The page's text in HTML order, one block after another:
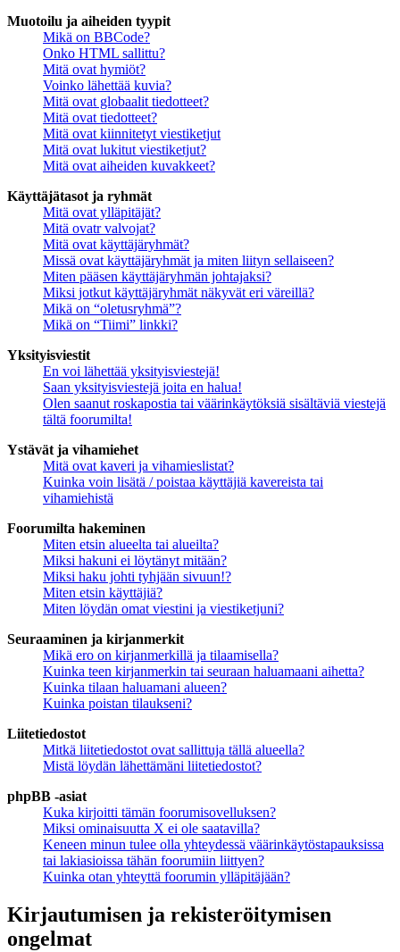
Muotoilu ja aiheiden tyypit
Mikä on BBCode?
Onko HTML sallittu?
Mitä ovat hymiöt?
Voinko lähettää kuvia?
Mitä ovat globaalit tiedotteet?
Mitä ovat tiedotteet?
Mitä ovat kiinnitetyt viestiketjut
Mitä ovat lukitut viestiketjut?
Mitä ovat aiheiden kuvakkeet?
Käyttäjätasot ja ryhmät
Mitä ovat ylläpitäjät?
Mitä ovatr valvojat?
Mitä ovat käyttäjäryhmät?
Missä ovat käyttäjäryhmät ja miten liityn sellaiseen?
Miten pääsen käyttäjäryhmän johtajaksi?
Miksi jotkut käyttäjäryhmät näkyvät eri väreillä?
Mikä on “oletusryhmä”?
Mikä on “Tiimi” linkki?
Yksityisviestit
En voi lähettää yksityisviestejä!
Saan yksityisviestejä joita en halua!
Olen saanut roskapostia tai väärinkäytöksiä sisältäviä viestejä
tältä foorumilta!
Ystävät ja vihamiehet
Mitä ovat kaveri ja vihamieslistat?
Kuinka voin lisätä / poistaa käyttäjiä kavereista tai
vihamiehistä
Foorumilta hakeminen
Miten etsin alueelta tai alueilta?
Miksi hakuni ei löytänyt mitään?
Miksi haku johti tyhjään sivuun!?
Miten etsin käyttäjiä?
Miten löydän omat viestini ja viestiketjuni?
Seuraaminen ja kirjanmerkit
Mikä ero on kirjanmerkillä ja tilaamisella?
Kuinka teen kirjanmerkin tai seuraan haluamaani aihetta?
Kuinka tilaan haluamani alueen?
Kuinka poistan tilaukseni?
Liitetiedostot
Mitkä liitetiedostot ovat sallittuja tällä alueella?
Mistä löydän lähettämäni liitetiedostot?
phpBB -asiat
Kuka kirjoitti tämän foorumisovelluksen?
Miksi ominaisuutta X ei ole saatavilla?
Keneen minun tulee olla yhteydessä väärinkäytöstapauksissa
tai lakiasioissa tähän foorumiin liittyen?
Kuinka otan yhteyttä foorumin ylläpitäjään?
Kirjautumisen ja rekisteröitymisen
ongelmat